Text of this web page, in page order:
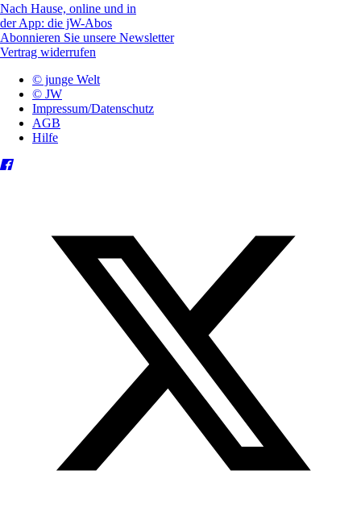
Nach Hause, online und in
der App: die jW-Abos
Abonnieren Sie unsere Newsletter
Vertrag widerrufen
© junge Welt
© JW
Impressum/Datenschutz
AGB
Hilfe